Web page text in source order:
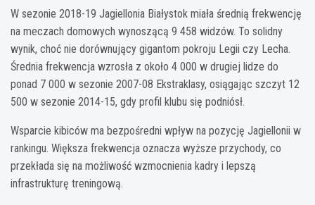
W sezonie 2018-19 Jagiellonia Białystok miała średnią frekwencję
na meczach domowych wynoszącą 9 458 widzów. To solidny
wynik, choć nie dorównujący gigantom pokroju Legii czy Lecha.
Średnia frekwencja wzrosła z około 4 000 w drugiej lidze do
ponad 7 000 w sezonie 2007-08 Ekstraklasy, osiągając szczyt 12
500 w sezonie 2014-15, gdy profil klubu się podniósł.
Wsparcie kibiców ma bezpośredni wpływ na pozycję Jagiellonii w
rankingu. Większa frekwencja oznacza wyższe przychody, co
przekłada się na możliwość wzmocnienia kadry i lepszą
infrastrukturę treningową.